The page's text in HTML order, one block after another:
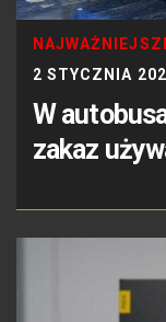
2 STYCZNIA
W
zakaz